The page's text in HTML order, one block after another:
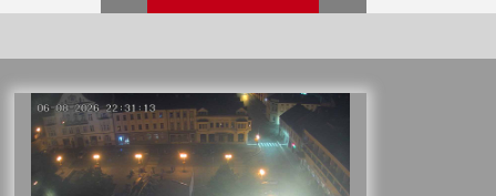
Veselí muzikanti
30. 7. 2026